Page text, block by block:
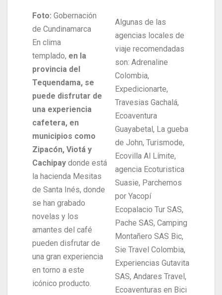
Foto: Gobernación
de Cundinamarca
En clima
templado, en la
provincia del
Tequendama, se
puede disfrutar de
una experiencia
cafetera, en
municipios como
Zipacón, Viotá y
Cachipay donde está
la hacienda Mesitas
de Santa Inés, donde
se han grabado
novelas y los
amantes del café
pueden disfrutar de
una gran experiencia
en torno a este
icónico producto.
Algunas de las
agencias locales de
viaje recomendadas
son: Adrenaline
Colombia,
Expedicionarte,
Travesias Gachalá,
Ecoaventura
Guayabetal, La gueba
de John, Turismode,
Ecovilla Al Límite,
agencia Ecoturistica
Suasie, Parchemos
por Yacopí
Ecopalacio Tur SAS,
Pache SAS, Camping
Montañero SAS Bic,
Sie Travel Colombia,
Experiencias Gutavita
SAS, Andares Travel,
Ecoaventuras en Bici